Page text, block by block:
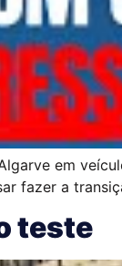
em
fazer a
teste